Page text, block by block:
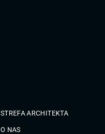
STREFA ARCHITEKTA
O NAS